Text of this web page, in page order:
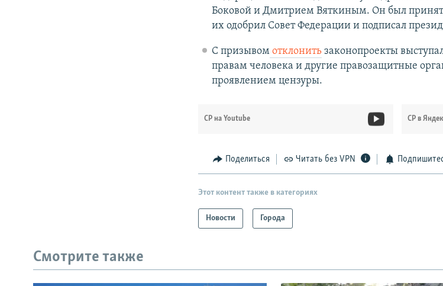
Боковой и Дмитрием Вяткиным. Он был
их одобрил Совет Федерации и подписал
С призывомотклонитьзаконопроекты
правам человека и другие правозащитные
проявлением цензуры.
СР на Youtube СР в
Поделиться Читать без VPN
Этот контент также в категориях
Новости Города
Смотрите также